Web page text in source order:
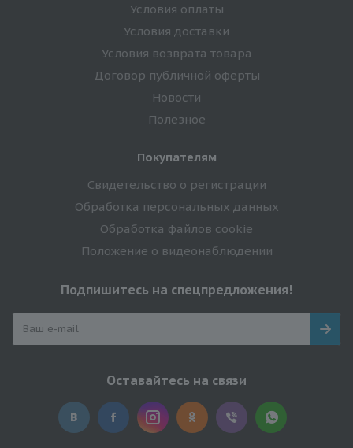
Условия оплаты
Условия доставки
Условия возврата товара
Договор публичной оферты
Новости
Полезное
Покупателям
Свидетельство о регистрации
Обработка персональных данных
Обработка файлов cookie
Положение о видеонаблюдении
Подпишитесь на спецпредложения!
Оставайтесь на связи